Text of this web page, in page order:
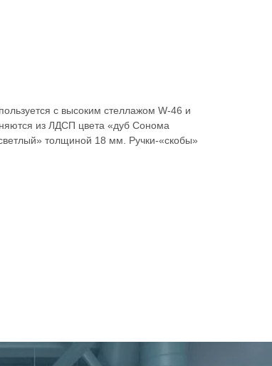
с высоким стеллажом W-46 и
из ЛДСП цвета «дуб Сонома
толщиной 18 мм. Ручки-«скобы»